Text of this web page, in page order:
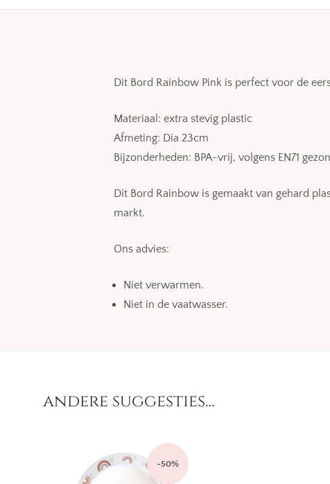
Dit Bord Rainbow Pink is perfect voor de
Materiaal: extra stevig plastic
Afmeting: Dia 23cm
Bijzonderheden: BPA-vrij, volgens EN71
Dit Bord Rainbow is gemaakt van gehard
markt.
Ons advies:
Niet verwarmen.
Niet in de vaatwasser.
andere suggesties…
-50%